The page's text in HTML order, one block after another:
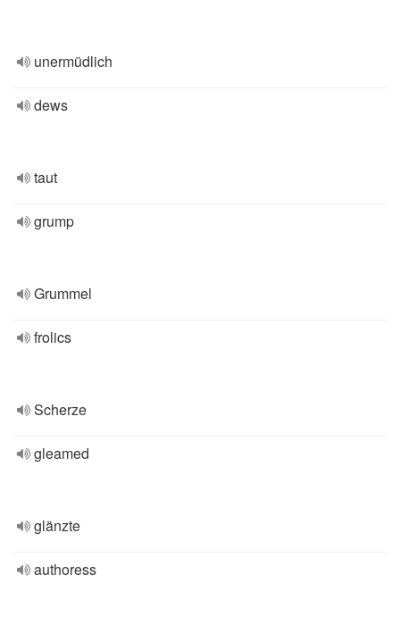
unermüdlich
dews
taut
grump
Grummel
frolics
Scherze
gleamed
glänzte
authoress